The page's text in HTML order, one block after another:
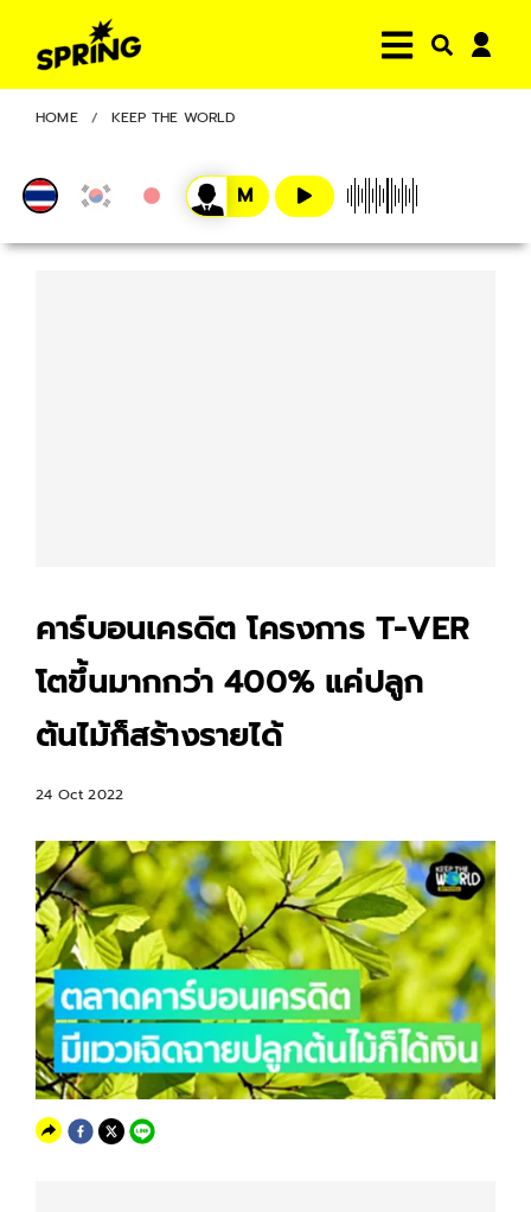
HOME KEEP THE WORLD
คาร์บอนเครดิต โครงการ T-VER
โตขึ้นมากกว่า 400% แค่ปลูก
ต้นไม้ก็สร้างรายได้
24 Oct 2022